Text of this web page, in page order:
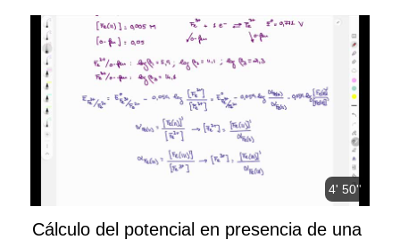
4' 50''
Cálculo del potencial en presencia de una